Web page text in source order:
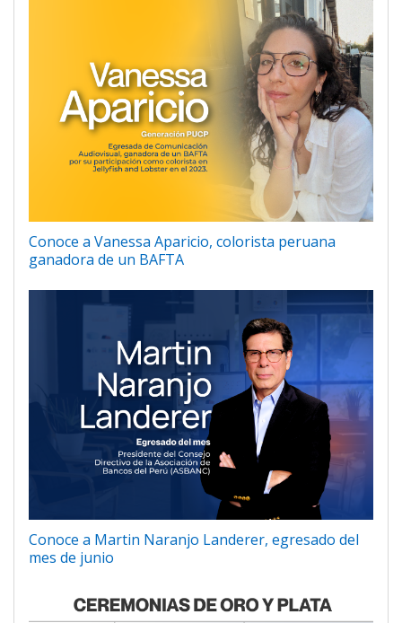
Conoce a Vanessa Aparicio, colorista peruana
ganadora de un BAFTA
Conoce a Martin Naranjo Landerer, egresado del
mes de junio